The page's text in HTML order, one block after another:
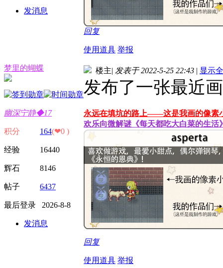
发消息
回复
使用道具 举报
梦里的蝴蝶
幽深宁静◆17
积分 164(❤0 )
经验 16440
辉石 8146
帖子 6437
最后登录 2026-8-8
发消息
楼主| 发表于 2022-5-25 22:43 | 显示
发布了一张最近
永远在填坑的路上——这是我画的像素
欢乐向微解谜《每天都吃大白菜的生活
回复
使用道具 举报